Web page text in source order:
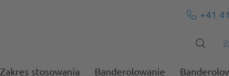
+41
Zakres stosowania Banderolowanie